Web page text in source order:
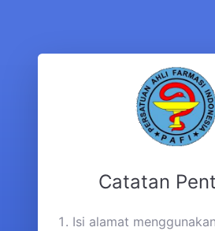
Catatan
Isi alamat